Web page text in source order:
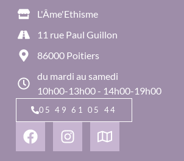
L'Âme'Ethisme
11 rue Paul Guillon
86000 Poitiers
du mardi au samedi
10h00-13h00 - 14h00-19h00
05 49 61 05 44